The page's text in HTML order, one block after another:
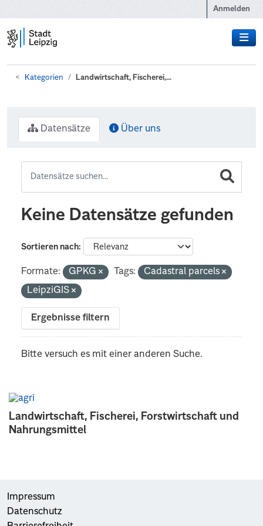
Anmelden
Kategorien Landwirtschaft, Fischerei,...
Landwirtschaft, Fischerei, Forstwirtschaft und
Nahrungsmittel
Datensätze Über uns
Keine Datensätze gefunden
Sortieren nach
Formate: GPKG Tags:
Cadastral parcels
LeipziGIS
Ergebnisse filtern
Bitte versuch es mit einer anderen Suche.
Impressum
Datenschutz